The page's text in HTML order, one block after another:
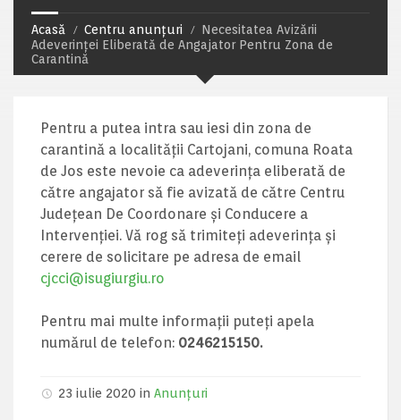
Acasă Centru anunțuri
Necesitatea Avizării
Adeverinței Eliberată de Angajator Pentru Zona de
Carantină
Pentru a putea intra sau iesi din zona de
carantină a localității Cartojani, comuna Roata
de Jos este nevoie ca adeverința eliberată de
către angajator să fie avizată de către Centru
Județean De Coordonare și Conducere a
Intervenției. Vă rog să trimiteți adeverința și
cerere de solicitare pe adresa de email
cjcci@isugiurgiu.ro
Pentru mai multe informații puteți apela
numărul de telefon: 0246215150.
23 iulie 2020 in Anunțuri